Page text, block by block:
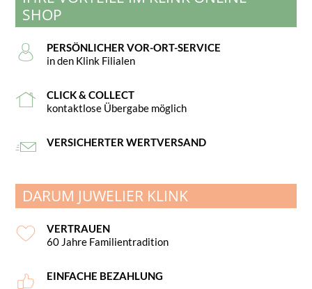
SHOP
PERSÖNLICHER VOR-ORT-SERVICE
in den Klink Filialen
CLICK & COLLECT
kontaktlose Übergabe möglich
VERSICHERTER WERTVERSAND
DARUM JUWELIER KLINK
VERTRAUEN
60 Jahre Familientradition
EINFACHE BEZAHLUNG